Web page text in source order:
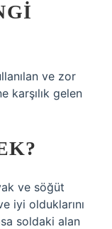
ve zor
karşılık gelen
ve söğüt
iyi olduklarını
soldaki alan